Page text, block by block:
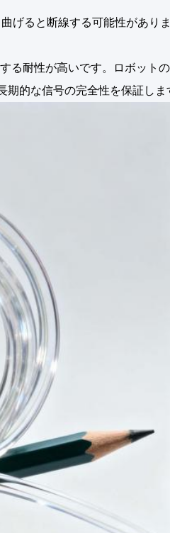
げると断線する可能性があり
る耐性が高いです。ロボット
的な信号の完全性を保証しま